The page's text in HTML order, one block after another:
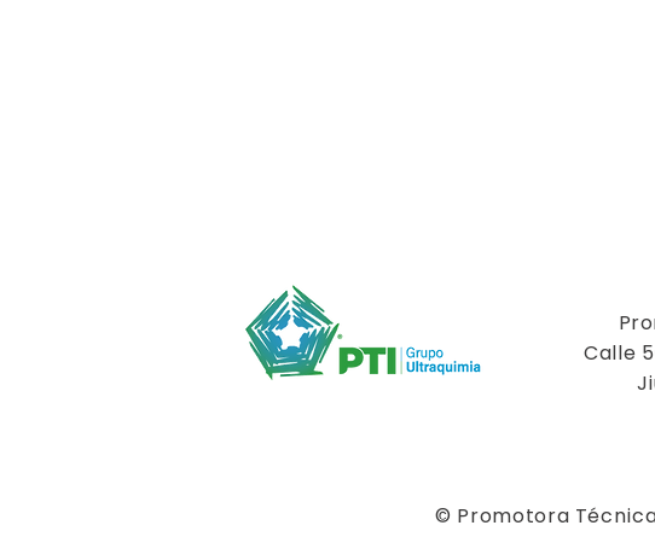
Calle
© Promotora